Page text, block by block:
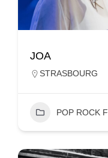
JOA
STRASBOURG
POP ROCK